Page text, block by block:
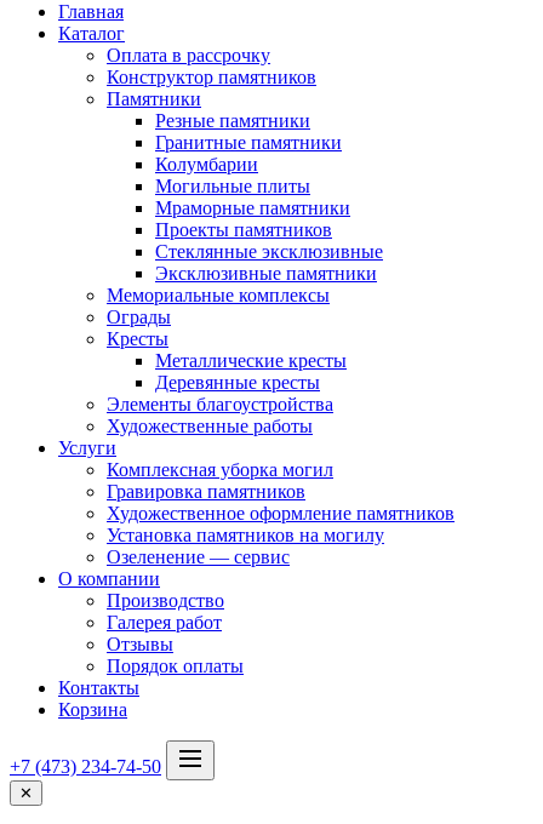
Главная
Каталог
Оплата в рассрочку
Конструктор памятников
Памятники
Резные памятники
Гранитные памятники
Колумбарии
Могильные плиты
Мраморные памятники
Проекты памятников
Стеклянные эксклюзивные
Эксклюзивные памятники
Мемориальные комплексы
Ограды
Кресты
Металлические кресты
Деревянные кресты
Элементы благоустройства
Художественные работы
Услуги
Комплексная уборка могил
Гравировка памятников
Художественное оформление памятников
Установка памятников на могилу
Озеленение — сервис
О компании
Производство
Галерея работ
Отзывы
Порядок оплаты
Контакты
Корзина
+7 (473) 234-74-50
✕